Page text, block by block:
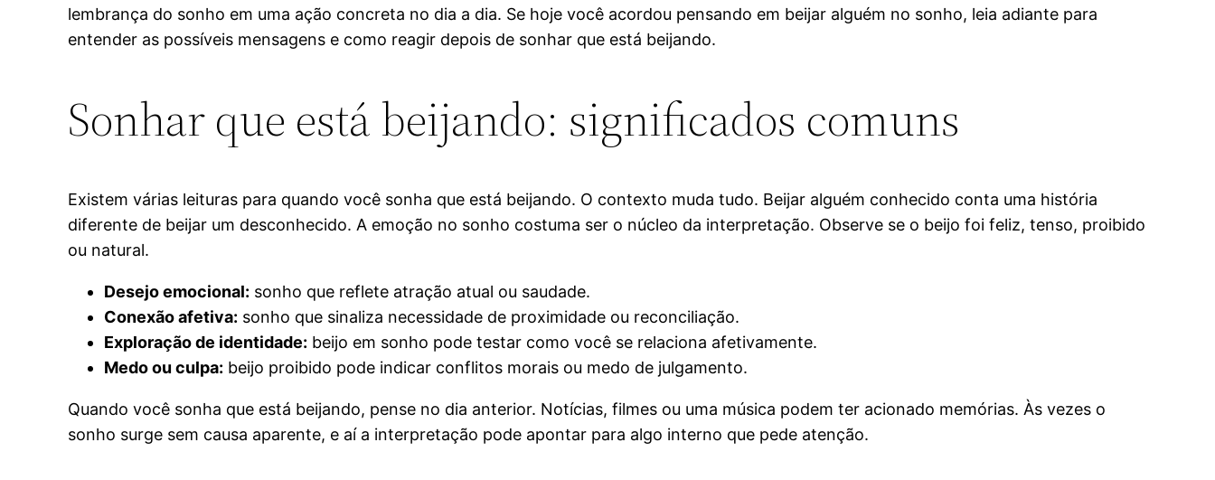
lembrança do sonho em uma ação concreta no dia a dia. Se hoje você acordou pensando em beijar alguém no sonho, leia adiante para
entender as possíveis mensagens e como reagir depois de sonhar que está beijando.
Sonhar que está beijando: significados comuns
Existem várias leituras para quando você sonha que está beijando. O contexto muda tudo. Beijar alguém conhecido conta uma história
diferente de beijar um desconhecido. A emoção no sonho costuma ser o núcleo da interpretação. Observe se o beijo foi feliz, tenso, proibido
ou natural.
Desejo emocional: sonho que reflete atração atual ou saudade.
Conexão afetiva: sonho que sinaliza necessidade de proximidade ou reconciliação.
Exploração de identidade: beijo em sonho pode testar como você se relaciona afetivamente.
Medo ou culpa: beijo proibido pode indicar conflitos morais ou medo de julgamento.
Quando você sonha que está beijando, pense no dia anterior. Notícias, filmes ou uma música podem ter acionado memórias. Às vezes o
sonho surge sem causa aparente, e aí a interpretação pode apontar para algo interno que pede atenção.